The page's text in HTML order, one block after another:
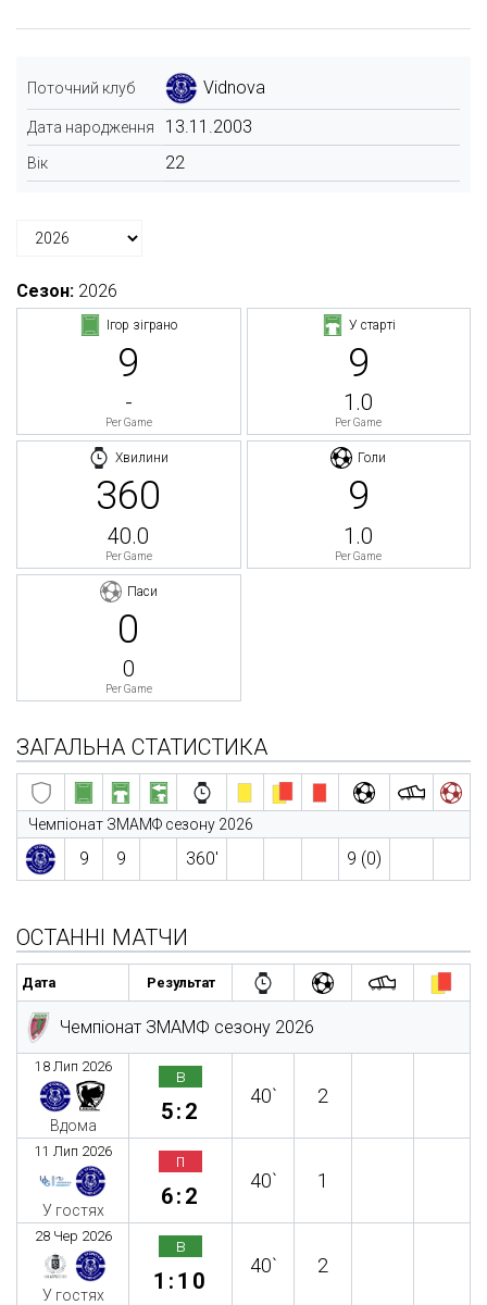
Поточний клуб Vidnova
Дата народження 13.11.2003
Вік 22
Сезон: 2026
Ігор зіграно
9
-
Per Game
У старті
9
1.0
Per Game
Хвилини
360
40.0
Per Game
Голи
9
1.0
Per Game
Паси
0
0
Per Game
ЗАГАЛЬНА СТАТИСТИКА
Чемпіонат ЗМАМФ сезону 2026
9 9 360′ 9 (0)
ОСТАННІ МАТЧИ
Дата Результат
Чемпіонат ЗМАМФ сезону 2026
18 Лип 2026
Вдома
в
5:2
40` 2
11 Лип 2026
У гостях
п
6:2
40` 1
28 Чер 2026
У гостях
в
1:10
40` 2